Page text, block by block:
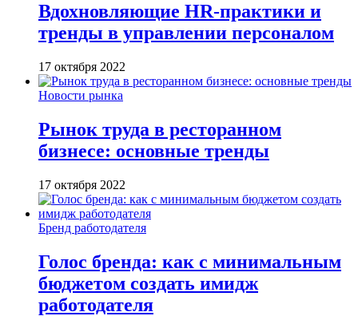
Вдохновляющие HR-практики и
тренды в управлении персоналом
17 октября 2022
Новости рынка
Рынок труда в ресторанном
бизнесе: основные тренды
17 октября 2022
Бренд работодателя
Голос бренда: как с минимальным
бюджетом создать имидж
работодателя